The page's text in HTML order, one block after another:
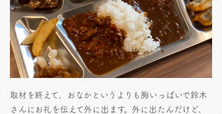
取材を終えて、おなかというよりも胸いっぱいで鈴木
さんにお礼を伝えて外に出ます。外に出たんだけど、